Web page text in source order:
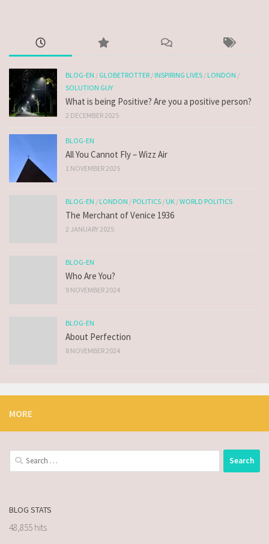
BLOG-EN / GLOBETROTTER /INSPIRING LIVES /LONDON /
SOLUTION GUY
What is being Positive? Are you a positive person?
2 DECEMBER 2025
BLOG-EN
All You Cannot Fly – Wizz Air
1 NOVEMBER 2025
BLOG-EN /LONDON /POLITICS /UK /WORLD POLITICS
The Merchant of Venice 1936
2 JANUARY 2025
BLOG-EN
Who Are You?
9 NOVEMBER 2024
BLOG-EN
About Perfection
8 NOVEMBER 2024
MORE
BLOG STATS
48,855 hits